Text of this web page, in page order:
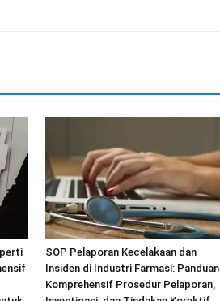
SOP Pelaporan Kecelakaan dan
Insiden di Industri Farmasi: Panduan
Komprehensif Prosedur Pelaporan,